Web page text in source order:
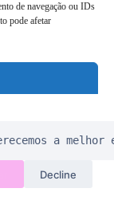
de navegação ou IDs
pode afetar
Chinesa
a
Decline